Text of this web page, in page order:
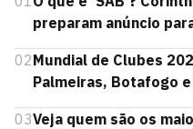
preparam anúncio
02Mundial de Clubes
Palmeiras, Botafogo
03Veja quem são os